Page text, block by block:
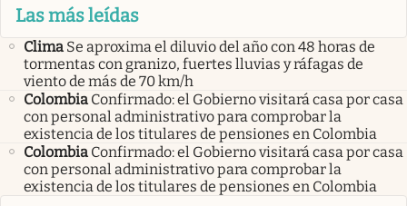
Las más leídas
Clima Se aproxima el diluvio del año con 48 horas de
tormentas con granizo, fuertes lluvias y ráfagas de
viento de más de 70 km/h
Colombia Confirmado: el Gobierno visitará casa por casa
con personal administrativo para comprobar la
existencia de los titulares de pensiones en Colombia
Colombia Confirmado: el Gobierno visitará casa por casa
con personal administrativo para comprobar la
existencia de los titulares de pensiones en Colombia